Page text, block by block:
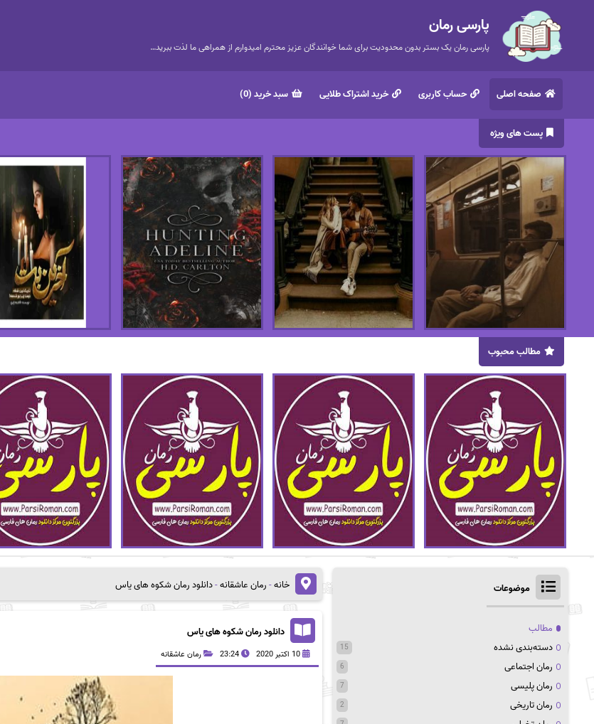
پارسی رمان
پارسی رمان یک بستر بدون محدودیت برای شما خوانندگان عزیز محترم امیدوارم از همراهی ما لذت ببرید…
صفحه اصلی حساب کاربری خرید اشتراک طلایی سبد خرید (0)
پست های ویژه
مطالب محبوب
خانه-رمان عاشقانه-دانلود رمان شکوه های یاس
دانلود رمان شکوه های یاس
10 اکتبر 2020 23:24 رمان عاشقانه
موضوعات
مطالب
دسته‌بندی نشده
15
رمان اجتماعی 6
رمان پلیسی 7
رمان تاریخی 2